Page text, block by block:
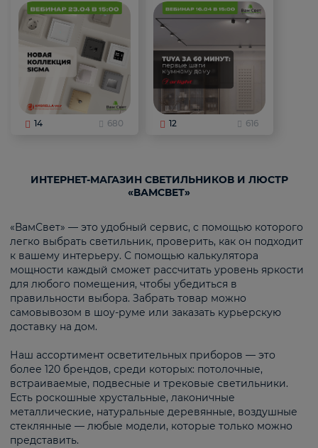
14 680 12 616
ИНТЕРНЕТ-МАГАЗИН СВЕТИЛЬНИКОВ И ЛЮСТР
«ВАМСВЕТ»
«ВамСвет» — это удобный сервис, с помощью которого
легко выбрать светильник, проверить, как он подходит
к вашему интерьеру. С помощью калькулятора
мощности каждый сможет рассчитать уровень яркости
для любого помещения, чтобы убедиться в
правильности выбора. Забрать товар можно
самовывозом в шоу-руме или заказать курьерскую
доставку на дом.
Наш ассортимент осветительных приборов — это
более 120 брендов, среди которых: потолочные,
встраиваемые, подвесные и трековые светильники.
Есть роскошные хрустальные, лаконичные
металлические, натуральные деревянные, воздушные
стеклянные — любые модели, которые только можно
представить.